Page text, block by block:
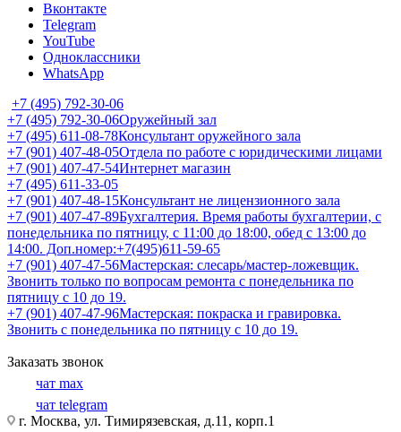
Вконтакте
Telegram
YouTube
Одноклассники
WhatsApp
+7 (495) 792-30-06
+7 (495) 792-30-06Оружейный зал
+7 (495) 611-08-78Консультант оружейного зала
+7 (901) 407-48-05Отдела по работе с юридическими лицами
+7 (901) 407-47-54Интернет магазин
+7 (495) 611-33-05
+7 (901) 407-48-15Консультант не лицензионного зала
+7 (901) 407-47-89Бухгалтерия. Время работы бухгалтерии, с
понедельника по пятницу, с 11:00 до 18:00, обед с 13:00 до
14:00. Доп.номер:+7(495)611-59-65
+7 (901) 407-47-56Мастерская: слесарь/мастер-ложевщик.
Звонить только по вопросам ремонта с понедельника по
пятницу с 10 до 19.
+7 (901) 407-47-96Мастерская: покраска и гравировка.
Звонить с понедельника по пятницу с 10 до 19.
Заказать звонок
чат max
чат telegram
г. Москва, ул. Тимирязевская, д.11, корп.1